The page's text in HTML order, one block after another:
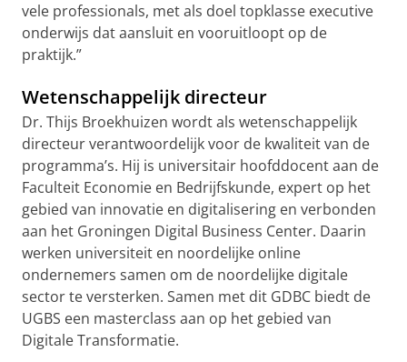
vele professionals, met als doel topklasse executive
onderwijs dat aansluit en vooruitloopt op de
praktijk.”
Wetenschappelijk directeur
Dr. Thijs Broekhuizen wordt als wetenschappelijk
directeur verantwoordelijk voor de kwaliteit van de
programma’s. Hij is universitair hoofddocent aan de
Faculteit Economie en Bedrijfskunde, expert op het
gebied van innovatie en digitalisering en verbonden
aan het Groningen Digital Business Center. Daarin
werken universiteit en noordelijke online
ondernemers samen om de noordelijke digitale
sector te versterken. Samen met dit GDBC biedt de
UGBS een masterclass aan op het gebied van
Digitale Transformatie.